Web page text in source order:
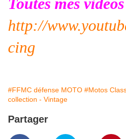
http://
cing
#FFMC défense MOTO #Motos
collection - Vintage
Partager